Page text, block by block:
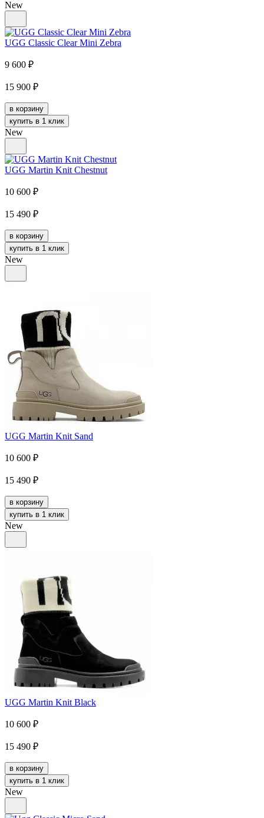
New
UGG Classic Clear Mini Zebra
9 600 ₽
15 900 ₽
в корзину
купить в 1 клик
New
UGG Martin Knit Chestnut
10 600 ₽
15 490 ₽
в корзину
купить в 1 клик
New
UGG Martin Knit Sand
10 600 ₽
15 490 ₽
в корзину
купить в 1 клик
New
UGG Martin Knit Black
10 600 ₽
15 490 ₽
в корзину
купить в 1 клик
New